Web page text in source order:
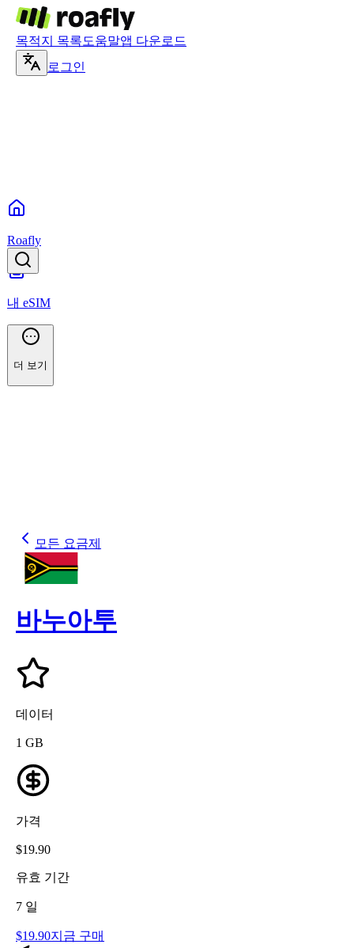
목적지 목록도움말앱 다운로드
로그인
Roafly
내 eSIM
더 보기
모든 요금제
바누아투
데이터
1 GB
가격
$19.90
유효 기간
7 일
$19.90지금 구매